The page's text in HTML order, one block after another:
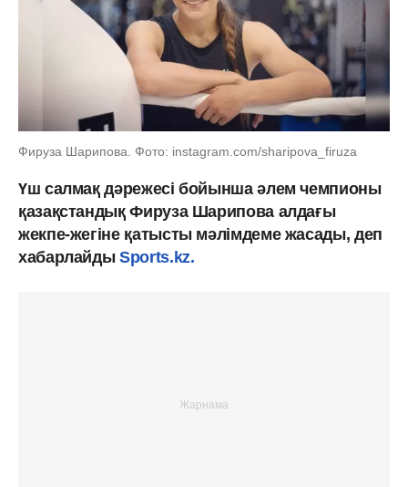
Фируза Шарипова. Фото: instagram.com/sharipova_firuza
Үш салмақ дәрежесі бойынша әлем чемпионы
қазақстандық Фируза Шарипова алдағы
жекпе-жегіне қатысты мәлімдеме жасады, деп
хабарлайдыSports.kz.